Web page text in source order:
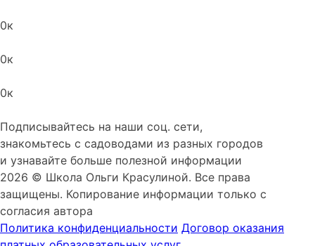
0к
0к
0к
Подписывайтесь на наши соц. сети,
знакомьтесь с садоводами из разных городов
и узнавайте больше полезной информации
2026 © Школа Ольги Красулиной. Все права
защищены. Копирование информации только с
согласия автора
Политика конфиденциальности Договор оказания